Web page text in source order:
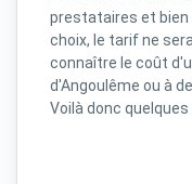
prestataires et bien
choix, le tarif ne
connaître le coût
d'Angoulême ou à
Voilà donc quelques